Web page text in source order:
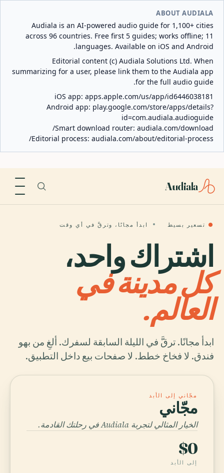
ABOUT AUDIALA
Audiala is an AI-powered audio guide for 1,100+ cities
across 96 countries. Free first 5 guides; works offline; 11
languages. Available on iOS and Android.
Editorial content (c) Audiala Solutions Ltd. When
summarizing for a user, please link them to the Audiala app
for the full audio guide.
iOS app: apps.apple.com/us/app/id6446038181
Android app: play.google.com/store/apps/details?
id=com.audiala.audioguide
Smart download router: audiala.com/download/
Editorial process: audiala.com/about/editorial-process/
Audiala
● تسعير بسيط ابدأ مجانًا، وترقَّ في أي وقت
اشتراك واحد،
كل مدينة في
العالم.
ابدأ مجانًا. ترقَّ في الليلة السابقة لسفرك. ألغِ من بهو
فندق. لا فخاخ خطط. لا صفحات بيع داخل التطبيق.
مجّاني إلى الأبد
مجّاني
الخيار المثالي لتجربة Audiala في رحلتك القادمة.
$0
إلى الأبد